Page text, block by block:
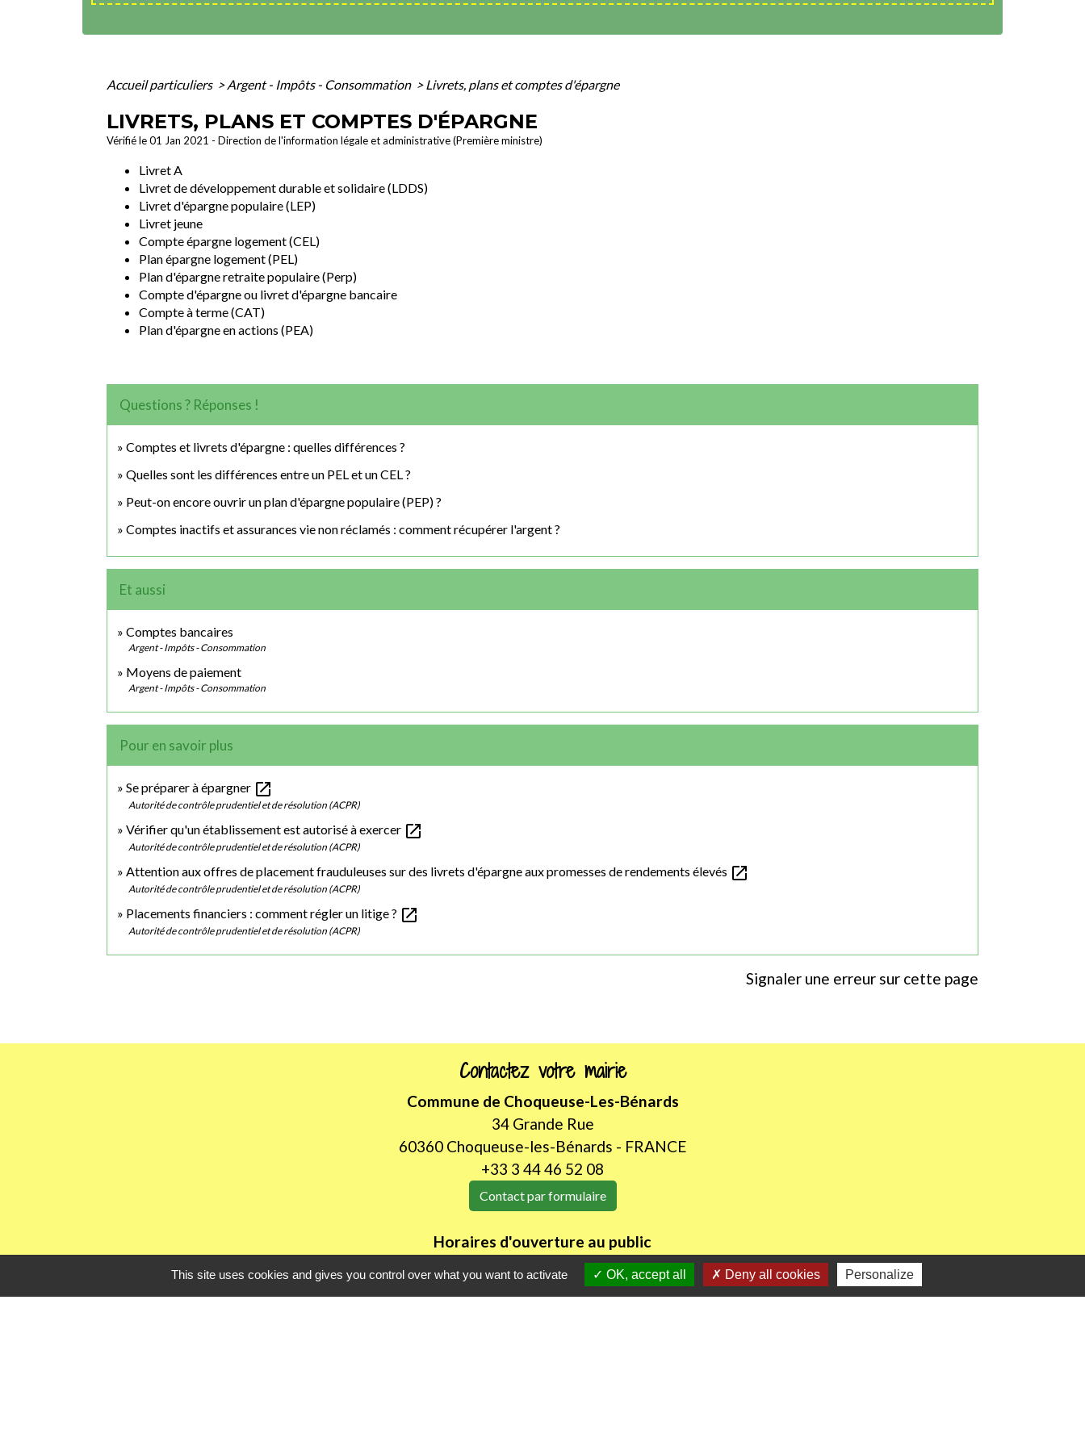
Accueil particuliers > Argent - Impôts - Consommation > Livrets, plans et comptes d'épargne
LIVRETS, PLANS ET COMPTES D'ÉPARGNE
Vérifié le 01 Jan 2021 - Direction de l'information légale et administrative (Première ministre)
Livret A
Livret de développement durable et solidaire (LDDS)
Livret d'épargne populaire (LEP)
Livret jeune
Compte épargne logement (CEL)
Plan épargne logement (PEL)
Plan d'épargne retraite populaire (Perp)
Compte d'épargne ou livret d'épargne bancaire
Compte à terme (CAT)
Plan d'épargne en actions (PEA)
Questions ? Réponses !
Comptes et livrets d'épargne : quelles différences ?
Quelles sont les différences entre un PEL et un CEL ?
Peut-on encore ouvrir un plan d'épargne populaire (PEP) ?
Comptes inactifs et assurances vie non réclamés : comment récupérer l'argent ?
Et aussi
Comptes bancaires
Argent - Impôts - Consommation
Moyens de paiement
Argent - Impôts - Consommation
Pour en savoir plus
Se préparer à épargner open_in_new
Autorité de contrôle prudentiel et de résolution (ACPR)
Vérifier qu'un établissement est autorisé à exercer open_in_new
Autorité de contrôle prudentiel et de résolution (ACPR)
Attention aux offres de placement frauduleuses sur des livrets d'épargne aux promesses de rendements élevés open_in_new
Autorité de contrôle prudentiel et de résolution (ACPR)
Placements financiers : comment régler un litige ? open_in_new
Autorité de contrôle prudentiel et de résolution (ACPR)
Signaler une erreur sur cette page
Contactez votre mairie
Commune de Choqueuse-Les-Bénards
34 Grande Rue
60360 Choqueuse-les-Bénards - FRANCE
+33 3 44 46 52 08
Contact par formulaire
Horaires d'ouverture au public
LUNDI de 8H30 à 12h00
JEUDI de 14h00 à 18h30
This site uses cookies and gives you control over what you want to activate OK, accept all Deny all cookies Personalize